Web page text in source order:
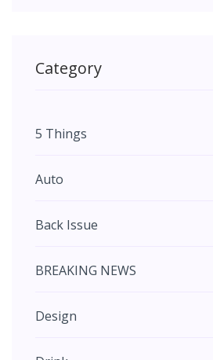
Category
5 Things
Auto
Back Issue
BREAKING NEWS
Design